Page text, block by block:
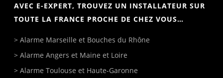
AVEC E-EXPERT, TROUVEZ UN INSTALLATEUR SUR
TOUTE LA FRANCE PROCHE DE CHEZ VOUS…
>Alarme Marseille et Bouches du Rhône
>Alarme Angers et Maine et Loire
>Alarme Toulouse et Haute-Garonne